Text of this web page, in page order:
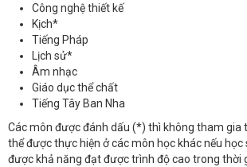
Công nghệ thiết kế
Kịch*
Tiếng Pháp
Lịch sử*
Âm nhạc
Giáo dục thể chất
Tiếng Tây Ban Nha
Các môn được đánh dấu (*) thì không tham gia
thể được thực hiện ở các môn học khác nếu
được khả năng đạt được trình độ cao trong thời